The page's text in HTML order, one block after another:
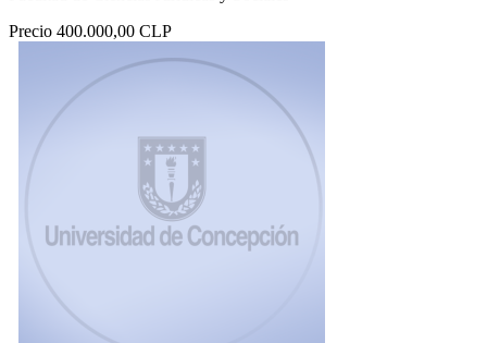
Precio 400.000,00 CLP